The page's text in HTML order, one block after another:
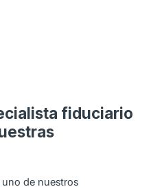
fiduciario
de nuestros